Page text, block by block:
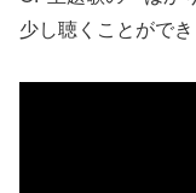
少し聴くことができ